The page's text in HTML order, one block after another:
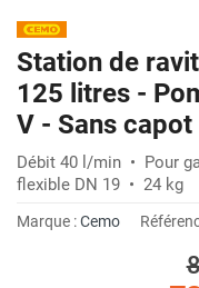
Station de
125 litres -
V - Sans capot
Débit 40 l/min • Pour
flexible DN 19 • 24 kg
Marque :Cemo